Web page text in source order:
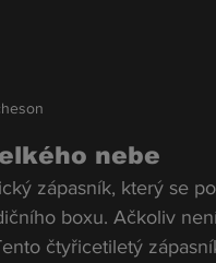
nebe
zápasník, který se
boxu. Ačkoliv
čtyřicetiletý